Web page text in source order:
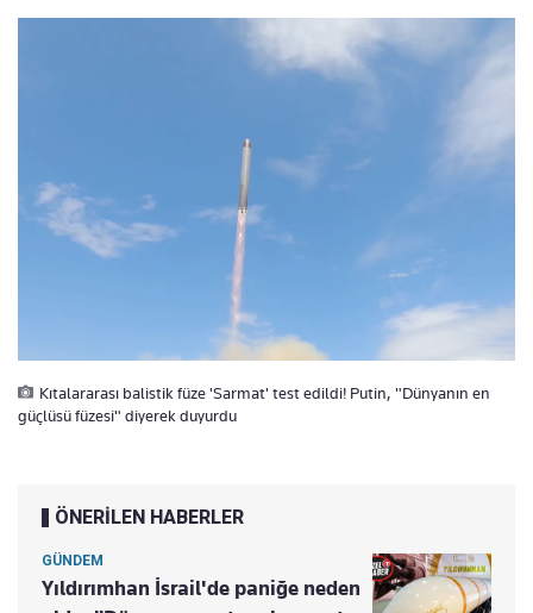
Kıtalararası balistik füze 'Sarmat' test edildi! Putin, "Dünyanın en
güçlüsü füzesi" diyerek duyurdu
ÖNERİLEN HABERLER
GÜNDEM
Yıldırımhan İsrail'de paniğe neden